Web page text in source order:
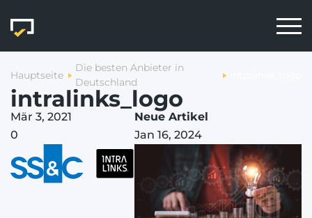
Hauptseite
Die besten Anbieter in
Deutschland
intralinks_logo
Mär 3, 2021
0
Neue Artikel
Jan 16, 2024